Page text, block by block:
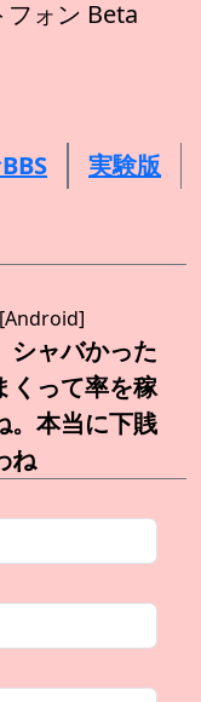
ォン Beta
実験版
シャバかった
くって率を稼
。本当に下賎
ね